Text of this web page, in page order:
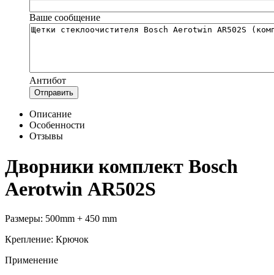
Ваше сообщение
Антибот
Отправить
Описание
Особенности
Отзывы
Дворники комплект Bosch
Aerotwin AR502S
Размеры: 500mm + 450 mm
Крепление: Крючок
Применение